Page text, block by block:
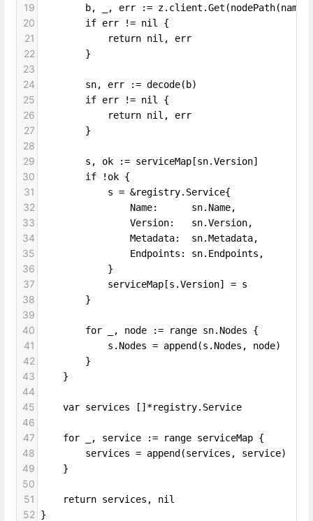
19
b, _, err :=
20 if err != nil {
21 return nil, err
22 }
23
24
sn, err := decode(b)
25 if err != nil {
26 return nil, err
27 }
28
29
s, ok := serviceMap[sn.Version]
30 if !ok {
31 s = &registry.Service{
32 Name:      sn.Name,
33 Version:   sn.Version,
34 Metadata:  sn.Metadata,
35 Endpoints: sn.Endpoints,
36 }
37 serviceMap[s.Version] = s
38 }
39
40
for _, node := range sn.Nodes {
41 s.Nodes = append(s.Nodes, node)
42 }
43 }
44
45
var services []*registry.Service
46
47
for _, service := range serviceMap {
48 services = append(services, service)
49 }
50
51
return services, nil
52 }